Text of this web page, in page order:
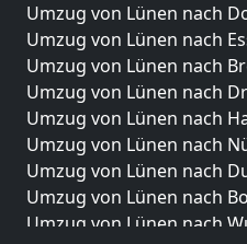
Umzug von Lünen nach
Umzug von Lünen nach
Umzug von Lünen nach
Umzug von Lünen nach
Umzug von Lünen nach
Umzug von Lünen nach
Umzug von Lünen nach
Umzug von Lünen nach
Umzug von Lünen nach